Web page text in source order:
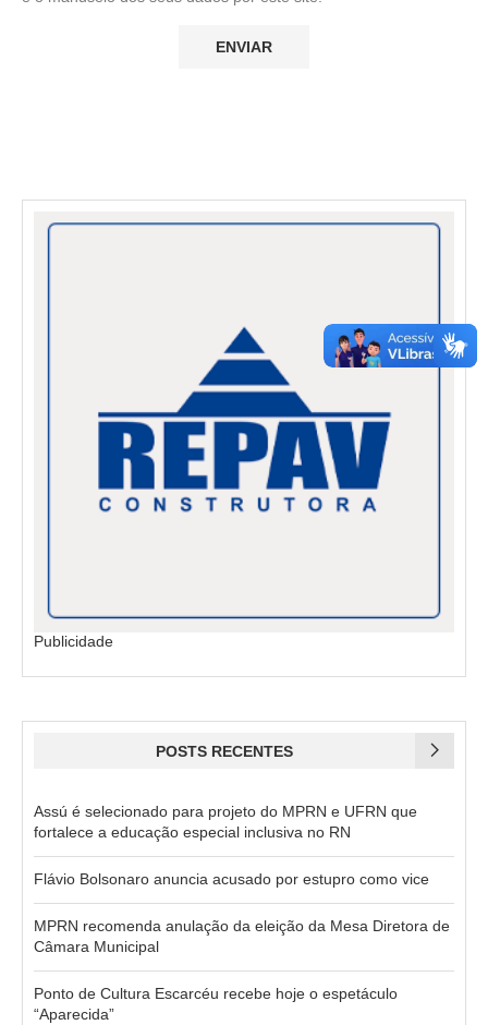
Publicidade
POSTS RECENTES
Assú é selecionado para projeto do MPRN e UFRN que
fortalece a educação especial inclusiva no RN
Flávio Bolsonaro anuncia acusado por estupro como vice
MPRN recomenda anulação da eleição da Mesa Diretora de
Câmara Municipal
Ponto de Cultura Escarcéu recebe hoje o espetáculo
“Aparecida”